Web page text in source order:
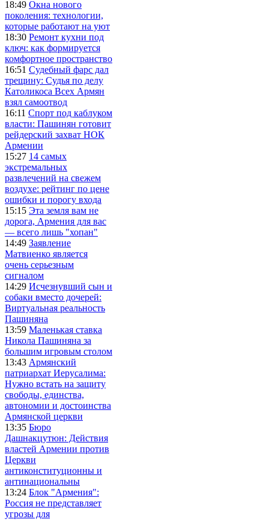
18:49 Окна нового
поколения: технологии,
которые работают на уют
18:30 Ремонт кухни под
ключ: как формируется
комфортное пространство
16:51 Судебный фарс дал
трещину: Судья по делу
Католикоса Всех Армян
взял самоотвод
16:11 Спорт под каблуком
власти: Пашинян готовит
рейдерский захват НОК
Армении
15:27 14 самых
экстремальных
развлечений на свежем
воздухе: рейтинг по цене
ошибки и порогу входа
15:15 Эта земля вам не
дорога, Армения для вас
— всего лишь "хопан"
14:49 Заявление
Матвиенко является
очень серьезным
сигналом
14:29 Исчезнувший сын и
собаки вместо дочерей:
Виртуальная реальность
Пашиняна
13:59 Маленькая ставка
Никола Пашиняна за
большим игровым столом
13:43 Армянский
патриархат Иерусалима:
Нужно встать на защиту
свободы, единства,
автономии и достоинства
Армянской церкви
13:35 Бюро
Дашнакцутюн: Действия
властей Армении против
Церкви
антиконституционны и
антинациональны
13:24 Блок "Армения":
Россия не представляет
угрозы для